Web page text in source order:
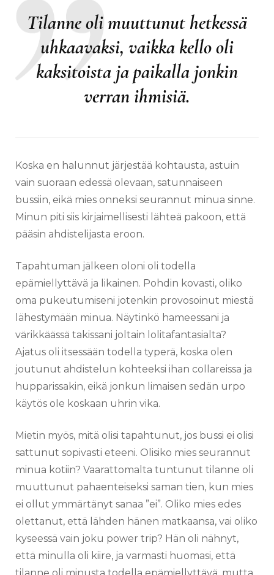
Tilanne oli muuttunut hetkessä
uhkaavaksi, vaikka kello oli
kaksitoista ja paikalla jonkin
verran ihmisiä.
Koska en halunnut järjestää kohtausta, astuin
vain suoraan edessä olevaan, satunnaiseen
bussiin, eikä mies onneksi seurannut minua sinne.
Minun piti siis kirjaimellisesti lähteä pakoon, että
pääsin ahdistelijasta eroon.
Tapahtuman jälkeen oloni oli todella
epämiellyttävä ja likainen. Pohdin kovasti, oliko
oma pukeutumiseni jotenkin provosoinut miestä
lähestymään minua. Näytinkö hameessani ja
värikkäässä takissani joltain lolitafantasialta?
Ajatus oli itsessään todella typerä, koska olen
joutunut ahdistelun kohteeksi ihan collareissa ja
hupparissakin, eikä jonkun limaisen sedän urpo
käytös ole koskaan uhrin vika.
Mietin myös, mitä olisi tapahtunut, jos bussi ei olisi
sattunut sopivasti eteeni. Olisiko mies seurannut
minua kotiin? Vaarattomalta tuntunut tilanne oli
muuttunut pahaenteiseksi saman tien, kun mies
ei ollut ymmärtänyt sanaa ”ei”. Oliko mies edes
olettanut, että lähden hänen matkaansa, vai oliko
kyseessä vain joku power trip? Hän oli nähnyt,
että minulla oli kiire, ja varmasti huomasi, että